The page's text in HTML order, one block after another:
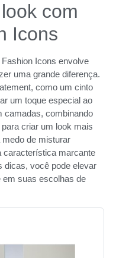
com
Icons
Icons envolve
uma grande diferença.
como um cinto
um toque especial ao
camadas, combinando
criar um look mais
medo de misturar
característica marcante
dicas, você pode elevar
em suas escolhas de